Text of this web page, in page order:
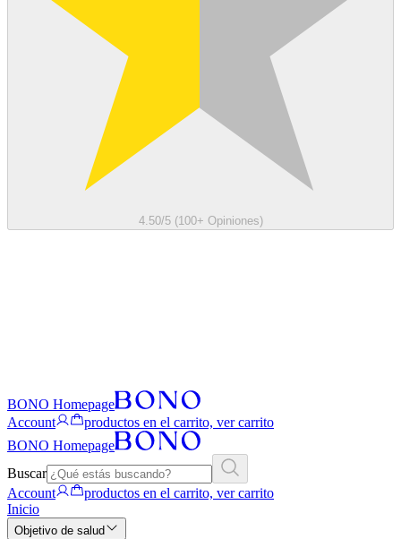
4.50/5 (100+ Opiniones)
BONO Homepage
Account
productos en el carrito, ver carrito
BONO Homepage
Buscar
Account
productos en el carrito, ver carrito
Inicio
Objetivo de salud